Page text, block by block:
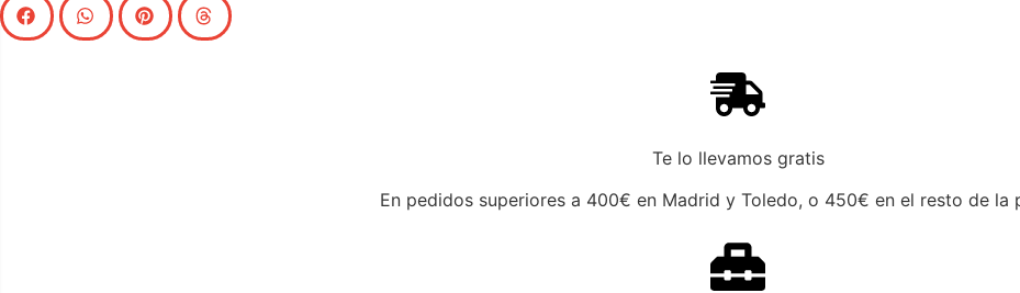
Te lo llevamos gratis
En pedidos superiores a 400€ en Madrid y Toledo, o 450€ en el resto de la